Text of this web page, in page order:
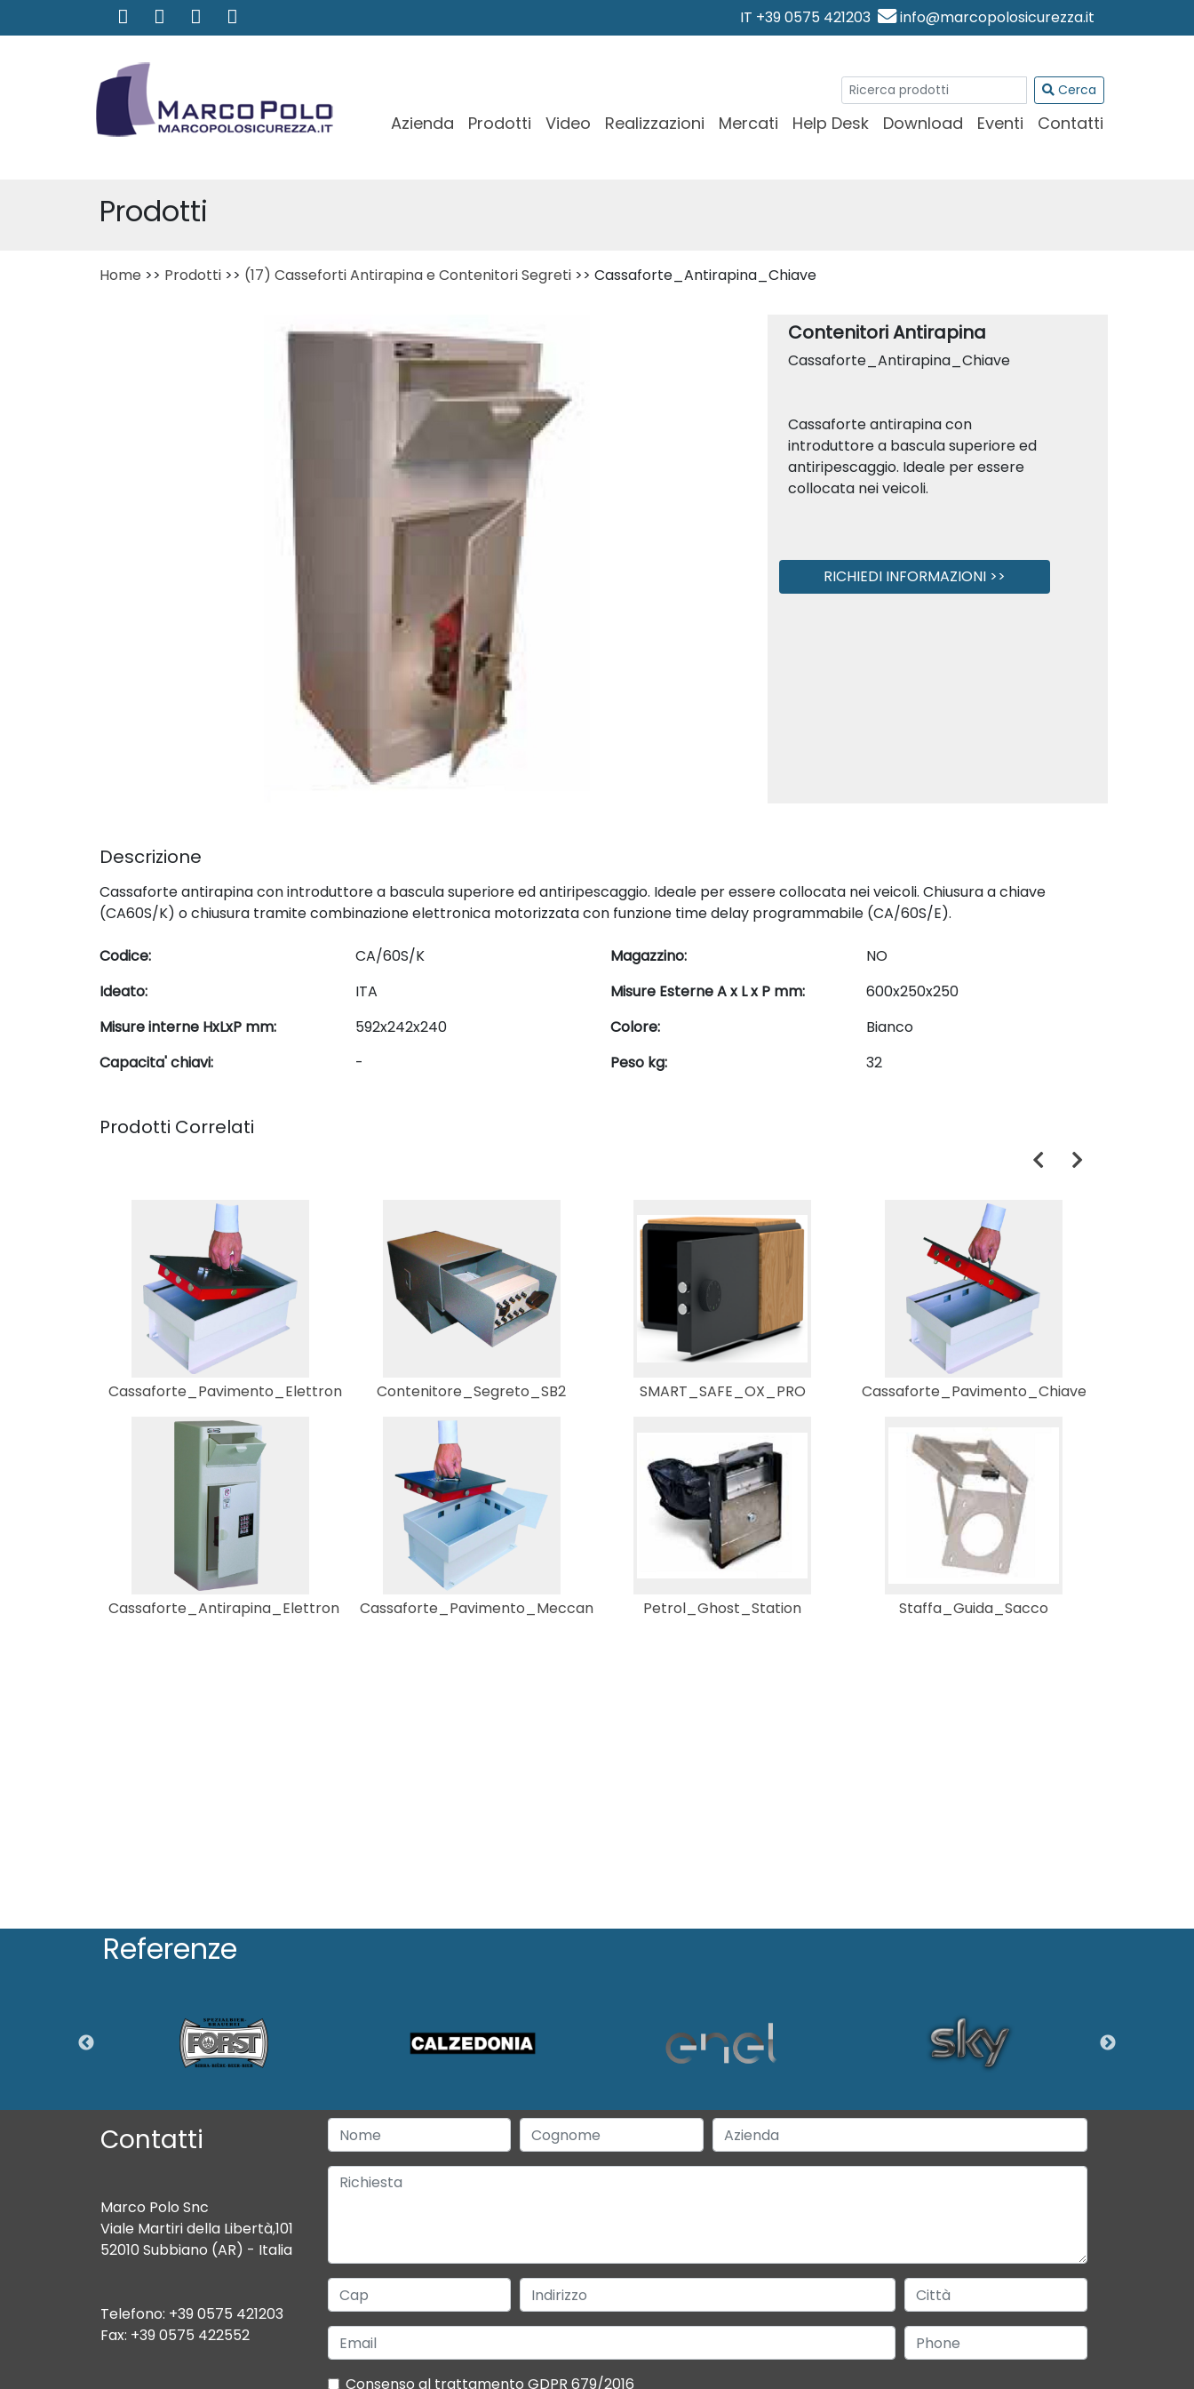
IT +39 0575 421203 info@marcopolosicurezza.it
Azienda Prodotti Video Realizzazioni Mercati Help Desk Download Eventi Contatti
Cerca
Prodotti
Home >> Prodotti >> (17) Casseforti Antirapina e Contenitori Segreti >> Cassaforte_Antirapina_Chiave
Contenitori Antirapina
Cassaforte_Antirapina_Chiave
Cassaforte antirapina con
introduttore a bascula superiore ed
antiripescaggio. Ideale per essere
collocata nei veicoli.
RICHIEDI INFORMAZIONI >>
Descrizione
Cassaforte antirapina con introduttore a bascula superiore ed antiripescaggio. Ideale per essere collocata nei veicoli. Chiusura a chiave
(CA60S/K) o chiusura tramite combinazione elettronica motorizzata con funzione time delay programmabile (CA/60S/E).
Codice: CA/60S/K Magazzino:
NO
Ideato:
ITA Misure Esterne A x L x P mm:
600x250x250
Misure interne HxLxP mm:
592x242x240 Colore:
Bianco
Capacita' chiavi:
- Peso kg: 32
Prodotti Correlati
Cassaforte_Pavimento_Elettron Contenitore_Segreto_SB2 SMART_SAFE_OX_PRO Cassaforte_Pavimento_Chiave
Cassaforte_Antirapina_Elettron Cassaforte_Pavimento_Meccan Petrol_Ghost_Station Staffa_Guida_Sacco
Referenze
Contatti
Marco Polo Snc
Viale Martiri della Libertà,101
52010 Subbiano (AR) - Italia
Telefono: +39 0575 421203
Fax: +39 0575 422552
Consenso al trattamento GDPR 679/2016